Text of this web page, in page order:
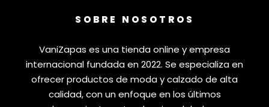
SOBRE NOSOTROS
VaniZapas es una tienda online y empresa
internacional fundada en 2022. Se especializa en
ofrecer productos de moda y calzado de alta
calidad, con un enfoque en los últimos